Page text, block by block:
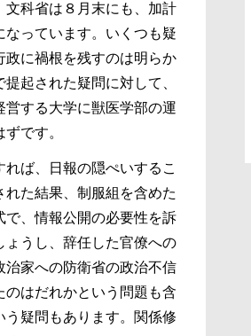
科省は８月末にも、加計
っています。いくつも疑
に禍根を残すのは明らか
起された疑問に対して、
する大学に獣医学部の運
です。
ば、日報の隠ぺいするこ
た結果、制服組を含めた
、情報公開の必要性を訴
ょうし、辞任した官僚への
家への防衛省の政治不信
はだれかという問題も含
疑問もあります。関係修